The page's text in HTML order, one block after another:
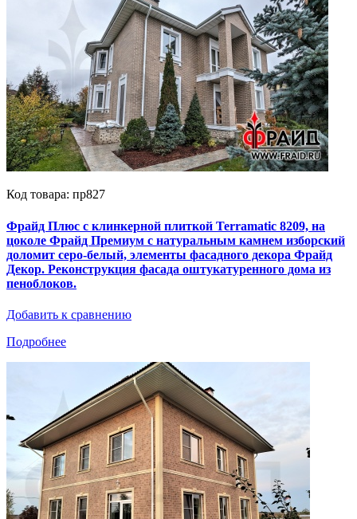
Код товара: пр827
Фрайд Плюс с клинкерной плиткой Terramatic 8209, на
цоколе Фрайд Премиум с натуральным камнем изборский
доломит серо-белый, элементы фасадного декора Фрайд
Декор. Реконструкция фасада оштукатуренного дома из
пеноблоков.
Добавить к сравнению
Подробнее